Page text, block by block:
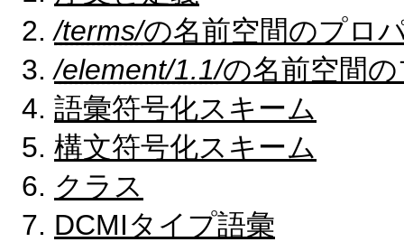
/terms/の名前空間のプロ
/element/1.1/の名前空間
語彙符号化スキーム
構文符号化スキーム
クラス
DCMIタイプ語彙